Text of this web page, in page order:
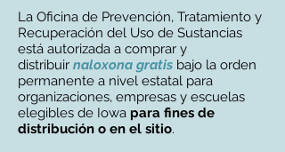
La Oficina de Prevención, Tratamiento y
Recuperación del Uso de Sustancias
está autorizada a comprar y
distribuir naloxona gratis bajo la orden
permanente a nivel estatal para
organizaciones, empresas y escuelas
elegibles de Iowa para fines de
distribución o en el sitio.